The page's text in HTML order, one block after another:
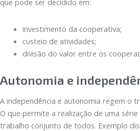
que pode ser decidido em:
investimento da cooperativa;
custeio de atividades;
divisão do valor entre os
Autonomia e
A independência e autonomia regem o
O que permite a realização de uma
trabalho conjunto de todos. Exemplo